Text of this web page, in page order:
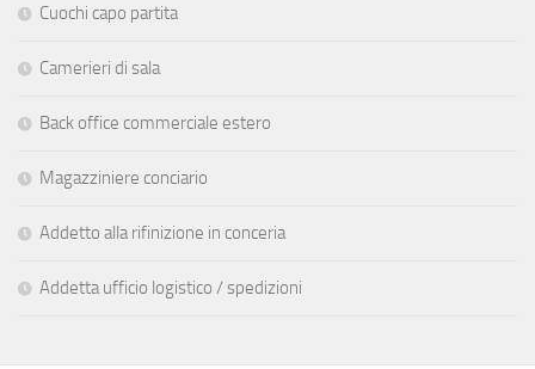
Cuochi capo partita
Camerieri di sala
Back office commerciale estero
Magazziniere conciario
Addetto alla rifinizione in conceria
Addetta ufficio logistico / spedizioni